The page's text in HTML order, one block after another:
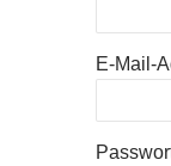
E-Mail-